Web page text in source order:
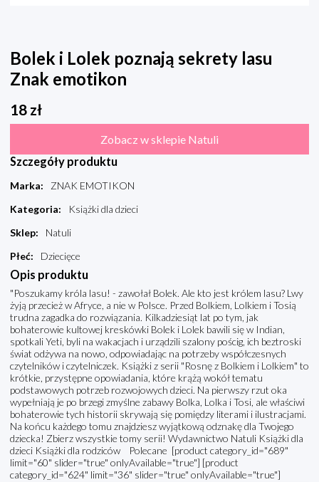
Bolek i Lolek poznają sekrety lasu
Znak emotikon
18 zł
Zobacz w sklepie Natuli
Szczegóły produktu
Marka:
ZNAK EMOTIKON
Kategoria:
Książki dla dzieci
Sklep:
Natuli
Płeć: Dziecięce
Opis produktu
"Poszukamy króla lasu! - zawołał Bolek. Ale kto jest królem lasu? Lwy
żyją przecież w Afryce, a nie w Polsce. Przed Bolkiem, Lolkiem i Tosią
trudna zagadka do rozwiązania. Kilkadziesiąt lat po tym, jak
bohaterowie kultowej kreskówki Bolek i Lolek bawili się w Indian,
spotkali Yeti, byli na wakacjach i urządzili szalony pościg, ich beztroski
świat odżywa na nowo, odpowiadając na potrzeby współczesnych
czytelników i czytelniczek. Książki z serii "Rosnę z Bolkiem i Lolkiem" to
krótkie, przystępne opowiadania, które krążą wokół tematu
podstawowych potrzeb rozwojowych dzieci. Na pierwszy rzut oka
wypełniają je po brzegi zmyślne zabawy Bolka, Lolka i Tosi, ale właściwi
bohaterowie tych historii skrywają się pomiędzy literami i ilustracjami.
Na końcu każdego tomu znajdziesz wyjątkową odznakę dla Twojego
dziecka! Zbierz wszystkie tomy serii! Wydawnictwo Natuli Książki dla
dzieci Książki dla rodziców Polecane [product category_id="689"
limit="60" slider="true" onlyAvailable="true"] [product
category_id="624" limit="36" slider="true" onlyAvailable="true"]